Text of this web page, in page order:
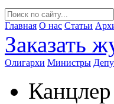
Главная О нас Статьи
Заказать
Олигархи Министры